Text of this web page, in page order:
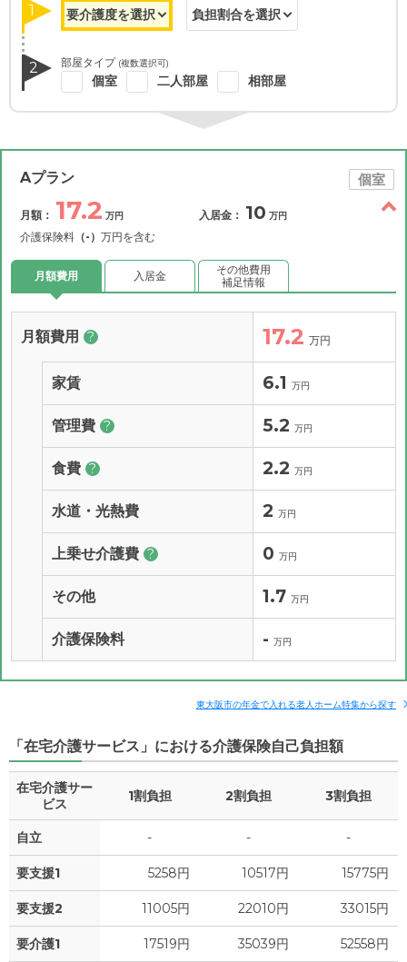
1
2 部屋タイプ (複数選択可)
個室 二人部屋 相部屋
Aプラン 個室
月額： 17.2 万円
介護保険料 （-） 万円を含む
入居金： 10 万円
月額費用 入居金
その他費用
補足情報
月額費用 ? 17.2 万円
家賃 6.1 万円
管理費 ? 5.2 万円
食費 ? 2.2 万円
水道・光熱費 2 万円
上乗せ介護費 ? 0 万円
その他 1.7 万円
介護保険料 - 万円
東大阪市の年金で入れる老人ホーム特集から探す
「在宅介護サービス」における介護保険自己負担額
在宅介護サー
ビス
1割負担 2割負担 3割負担
自立 - - -
要支援1 5258円 10517円 15775円
要支援2 11005円 22010円 33015円
要介護1 17519円 35039円 52558円